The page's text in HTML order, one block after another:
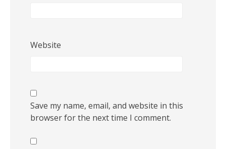
Website
Save my name, email, and website in this
browser for the next time I comment.